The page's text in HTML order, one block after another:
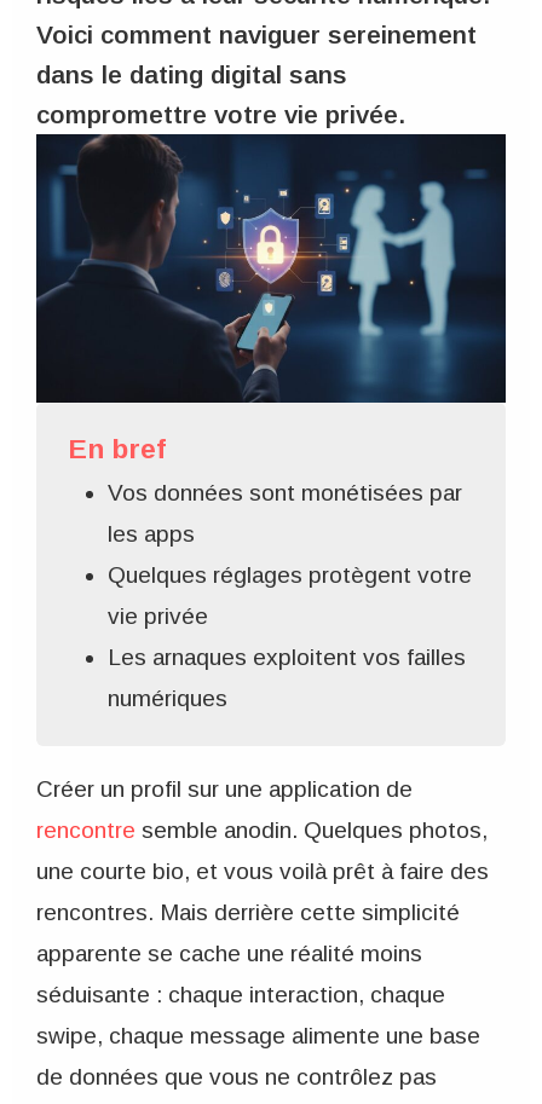
Voici comment naviguer sereinement
dans le dating digital sans
compromettre votre vie privée.
En bref
Vos données sont monétisées par
les apps
Quelques réglages protègent votre
vie privée
Les arnaques exploitent vos failles
numériques
Créer un profil sur une application de
rencontre semble anodin. Quelques photos,
une courte bio, et vous voilà prêt à faire des
rencontres. Mais derrière cette simplicité
apparente se cache une réalité moins
séduisante : chaque interaction, chaque
swipe, chaque message alimente une base
de données que vous ne contrôlez pas